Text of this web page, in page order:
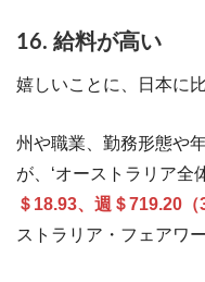
16. 給料が高い
嬉しいことに、日本に
州や職業、勤務形態や
が、‘オーストラリア全
＄18.93、週＄719.20（
ストラリア・フェアワ